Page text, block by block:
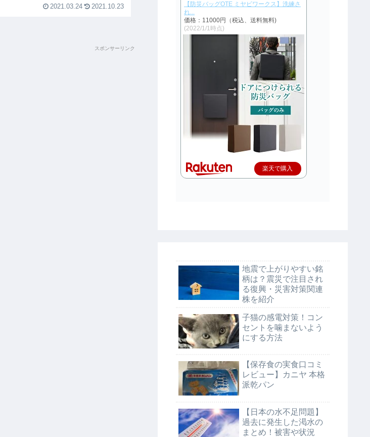
2021.03.24 2021.10.23
スポンサーリンク
【防災バッグOTE ミヤビワークス】洗練さ
れ...
価格：11000円（税込、送料無料)
(2022/1/1時点)
楽天で購入
地震で上がりやすい銘
柄は？震災で注目され
る復興・災害対策関連
株を紹介
子猫の感電対策！コン
セントを噛まないよう
にする方法
【保存食の実食口コミ
レビュー】カニヤ 本格
派乾パン
【日本の水不足問題】
過去に発生した渇水の
まとめ！被害や状況